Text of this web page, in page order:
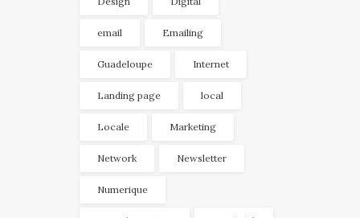
email Emailing
Guadeloupe Internet
Landing page local
Locale Marketing
Network Newsletter
Numerique